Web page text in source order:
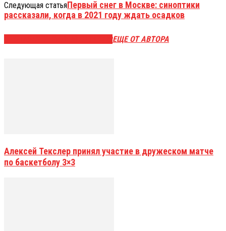
Следующая статьяПервый снег в Москве: синоптики
рассказали, когда в 2021 году ждать осадков
ЕЩЕ ОТ АВТОРА
Алексей Текслер принял участие в дружеском матче
по баскетболу 3×3